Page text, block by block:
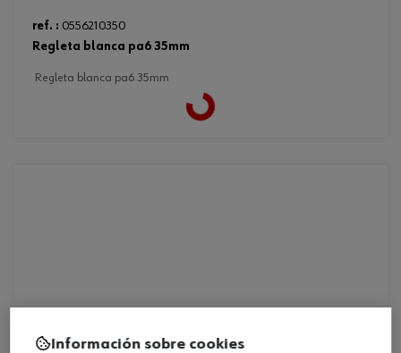
ref. : 0556210350
regleta blanca pa6 35mm
regleta blanca pa6 35mm
Información sobre cookies